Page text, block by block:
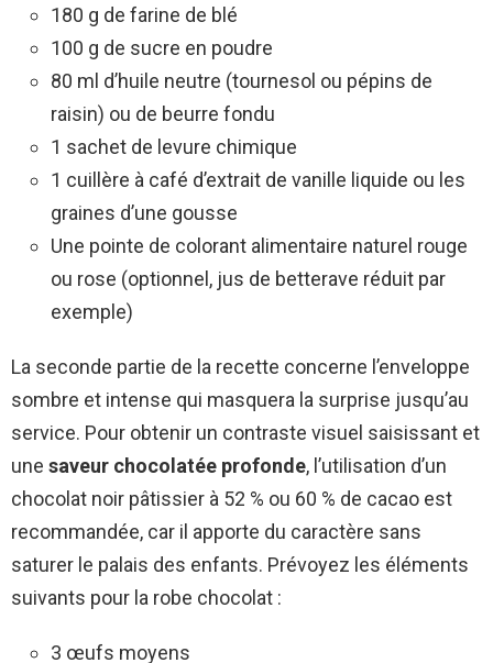
180 g de farine de blé
100 g de sucre en poudre
80 ml d’huile neutre (tournesol ou pépins de
raisin) ou de beurre fondu
1 sachet de levure chimique
1 cuillère à café d’extrait de vanille liquide ou les
graines d’une gousse
Une pointe de colorant alimentaire naturel rouge
ou rose (optionnel, jus de betterave réduit par
exemple)
La seconde partie de la recette concerne l’enveloppe
sombre et intense qui masquera la surprise jusqu’au
service. Pour obtenir un contraste visuel saisissant et
une saveur chocolatée profonde, l’utilisation d’un
chocolat noir pâtissier à 52 % ou 60 % de cacao est
recommandée, car il apporte du caractère sans
saturer le palais des enfants. Prévoyez les éléments
suivants pour la robe chocolat :
3 œufs moyens